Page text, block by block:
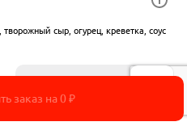
сыр, огурец, креветка, соус
заказ на 0 ₽